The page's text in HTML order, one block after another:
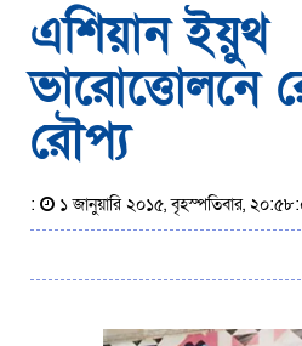
এশিয়ান ইয়ুথ
ভারোত্তোলনে
রৌপ্য
: ১ জানুয়ারি ২০১৫, বৃহস্পতিবার,